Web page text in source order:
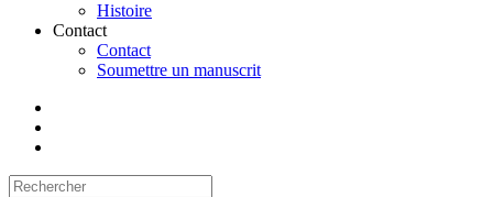
Histoire
Contact
Contact
Soumettre un manuscrit